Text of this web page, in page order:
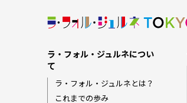
ラ・フォル・ジュルネについ
て
ラ・フォル・ジュルネとは？
これまでの歩み